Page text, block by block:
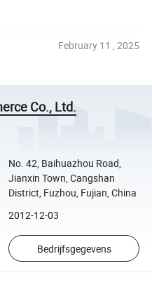
February 11 , 2025
Co., Ltd.
No. 42, Baihuazhou Road,
Jianxin Town, Cangshan
District, Fuzhou, Fujian, China
2012-12-03
Bedrijfsgegevens